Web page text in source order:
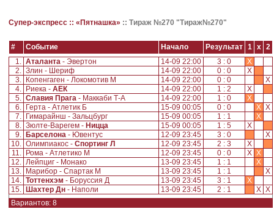
Супер-экспресс :: «Пятнашка» :: Тираж №270 "Тираж№270"
# Событие Начало Результат 1 x
2
1. Аталанта - Эвертон 14-09 22:00 3 : 0
X
2. Злин - Шериф 14-09 22:00 0 : 0
X
3.
Копенгаген - Локомотив М 14-09 22:00 0 : 0
X
4.
Риека - АЕК 14-09 22:00 1 : 2
X
5. Славия Прага - Маккаби Т-А 14-09 22:00 1 : 0
X
6.
Герта - Атлетик Б 15-09 00:05 0 : 0 X X
7.
Гимарайнш - Зальцбург 15-09 00:05 1 : 1
X
8. Зюлте-Варегем - Ницца 15-09 00:05 1 : 5
X
9.
Барселона - Ювентус 12-09 23:45 3 : 0
X
10. Олимпиакос - Спортинг Л 12-09 23:45 2 : 3
X
11.
Рома - Атлетико М 12-09 23:45 0 : 0 X X
12. Лейпциг - Монако 13-09 23:45 1 : 1
X
13.
Марибор - Спартак М 13-09 23:45 1 : 1
X
14. Тоттенхэм - Боруссия Д 13-09 23:45 3 : 1
X
15.
Шахтер Дн - Наполи 13-09 23:45 2 : 1 X X
Вариантов: 8